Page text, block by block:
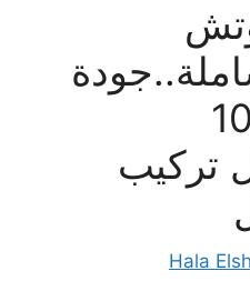
عالية..ضمان 10
تركيب
Hala